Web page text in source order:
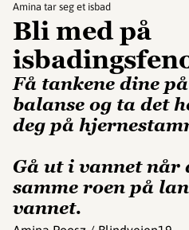
Amina tar seg et isbad
Bli med på
Få tankene dine
balanse og ta det
deg på
Gå ut i vannet når
samme roen på
vannet.